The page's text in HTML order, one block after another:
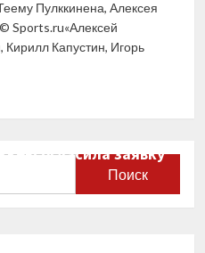
Пулккинена, Алексея
Sports.ru«Алексей
Капустин, Игорь
огласила заявку